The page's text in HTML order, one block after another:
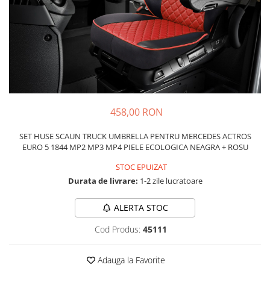
Accesorii Electronice Auto
Incarcatoare Auto
Accesorii pentru Roti si Anvelope
Husa Anvelope
458,00 RON
SET HUSE SCAUN TRUCK UMBRELLA PENTRU MERCEDES ACTROS
EURO 5 1844 MP2 MP3 MP4 PIELE ECOLOGICA NEAGRA + ROSU
STOC EPUIZAT
Durata de livrare: 1-2 zile lucratoare
ALERTA STOC
Cod Produs: 45111
Adauga la Favorite